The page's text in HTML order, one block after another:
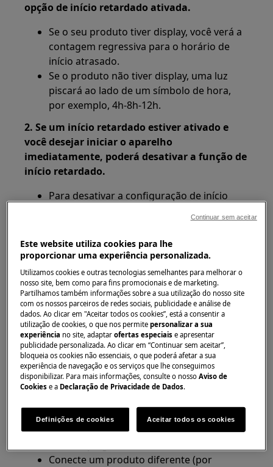
opção de início retardado ativada.
Se o seu produto tiver display, você verá a
contagem regressiva para o horário de
início atrasado.
Se o produto não tiver display, uma luz
piscará ao lado de um símbolo de hora,
por exemplo, 4h-8h-12h.
2. Se um início retardado estiver ativado e
você desejar iniciar o aparelho
imediatamente, poderá desativar a função de
início retardado.
Para desativar a configuração de início
Se isso não funcionar, consulte a seção
sobre início retardado no manual do
usuário do aparelho.
Baixe o .
manual do usuário
3. Você pode resolver o problema reiniciando
a máquina de lavar.
Para isso, retire o plugue da tomada,
aguarde 5 minutos e conecte-o
4. Verifique a fonte de alimentação.
Conecte um produto diferente (por
Este website utiliza cookies para lhe
proporcionar uma experiência personalizada.
Utilizamos cookies e outras tecnologias semelhantes para melhorar o
nosso site, bem como para fins promocionais e de marketing.
Partilhamos também informações sobre a sua utilização do nosso site
com os nossos parceiros de redes sociais, publicidade e análise de
dados. Ao clicar em "Aceitar todos os cookies”, está a consentir a
utilização de cookies, o que nos permitepersonalizar a sua
experiência no site, adaptarofertas especiaise apresentar
publicidade personalizada. Ao clicar em “Continuar sem aceitar”,
bloqueia os cookies não essenciais, o que poderá afetar a sua
experiência de navegação e os serviços que lhe conseguimos
disponibilizar. Para mais informações, consulte o nossoAviso de
Cookies e a Declaração de Privacidade de Dados.
Definições de cookies Aceitar todos os cookies
Continuar sem aceitar